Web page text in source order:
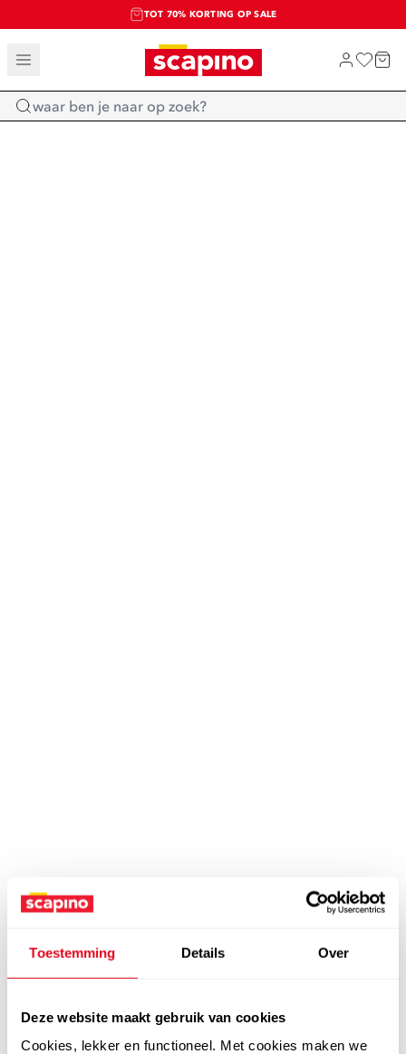
Toestemming Details Over
Deze website maakt gebruik van cookies
Cookies, lekker en functioneel. Met cookies maken we
TOT 70% KORTING OP SALE
SALE: LAATSTE KANS!
SHOP NIEUW
Home